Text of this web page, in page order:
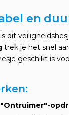
en
is dit
trek je het snel
geschikt is
"Ontruimer"-